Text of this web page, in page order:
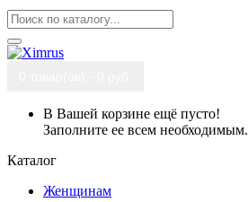
В Вашей корзине ещё пусто!
Заполните ее всем необходимым.
Каталог
Женщинам